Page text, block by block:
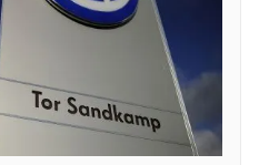
Infographic
Shorts video